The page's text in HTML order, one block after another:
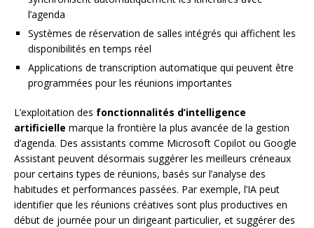
l’agenda
Systèmes de réservation de salles intégrés qui affichent les
disponibilités en temps réel
Applications de transcription automatique qui peuvent être
programmées pour les réunions importantes
L’exploitation des fonctionnalités d’intelligence
artificielle marque la frontière la plus avancée de la gestion
d’agenda. Des assistants comme Microsoft Copilot ou Google
Assistant peuvent désormais suggérer les meilleurs créneaux
pour certains types de réunions, basés sur l’analyse des
habitudes et performances passées. Par exemple, l’IA peut
identifier que les réunions créatives sont plus productives en
début de journée pour un dirigeant particulier, et suggérer des